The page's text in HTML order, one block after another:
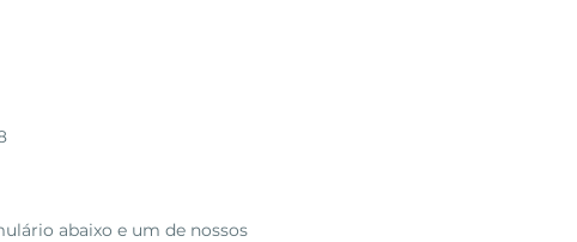
abaixo e um de nossos